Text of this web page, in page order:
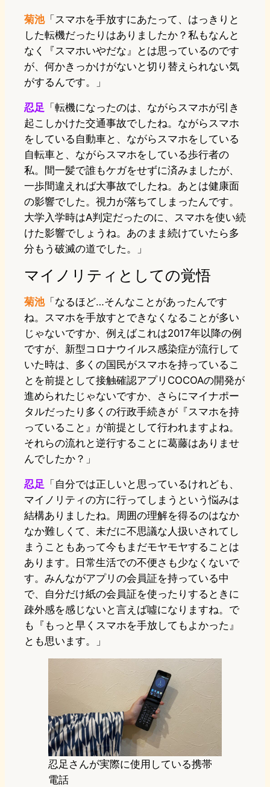
菊池「スマホを手放すにあたって、はっきりと
した転機だったりはありましたか？私もなんと
なく『スマホいやだな』とは思っているのです
が、何かきっかけがないと切り替えられない気
がするんです。」
忍足 「転機になったのは、ながらスマホが引き
起こしかけた交通事故でしたね。ながらスマホ
をしている自動車と、ながらスマホをしている
自転車と、ながらスマホをしている歩行者の
私。間一髪で誰もケガをせずに済みましたが、
一歩間違えれば大事故でしたね。あとは健康面
の影響でした。視力が落ちてしまったんです。
大学入学時はA判定だったのに、スマホを使い続
けた影響でしょうね。あのまま続けていたら多
分もう破滅の道でした。」
マイノリティとしての覚悟
菊池「なるほど…そんなことがあったんです
ね。スマホを手放すとできなくなることが多い
じゃないですか、例えばこれは2017年以降の例
ですが、新型コロナウイルス感染症が流行して
いた時は、多くの国民がスマホを持っているこ
とを前提として接触確認アプリCOCOAの開発が
進められたじゃないですか、さらにマイナポー
タルだったり多くの行政手続きが『スマホを持
っていること』が前提として行われますよね。
それらの流れと逆行することに葛藤はありませ
んでしたか？」
忍足 「自分では正しいと思っているけれども、
マイノリティの方に行ってしまうという悩みは
結構ありましたね。周囲の理解を得るのはなか
なか難しくて、未だに不思議な人扱いされてし
まうこともあって今もまだモヤモヤすることは
あります。日常生活での不便さも少なくないで
す。みんながアプリの会員証を持っている中
で、自分だけ紙の会員証を使ったりするときに
疎外感を感じないと言えば噓になりますね。で
も『もっと早くスマホを手放してもよかった』
とも思います。」
忍足さんが実際に使用している携帯
電話